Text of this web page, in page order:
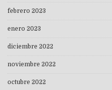
febrero 2023
enero 2023
diciembre 2022
noviembre 2022
octubre 2022